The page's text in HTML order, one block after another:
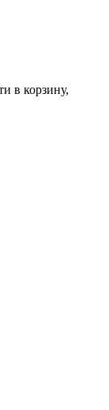
в корзину,